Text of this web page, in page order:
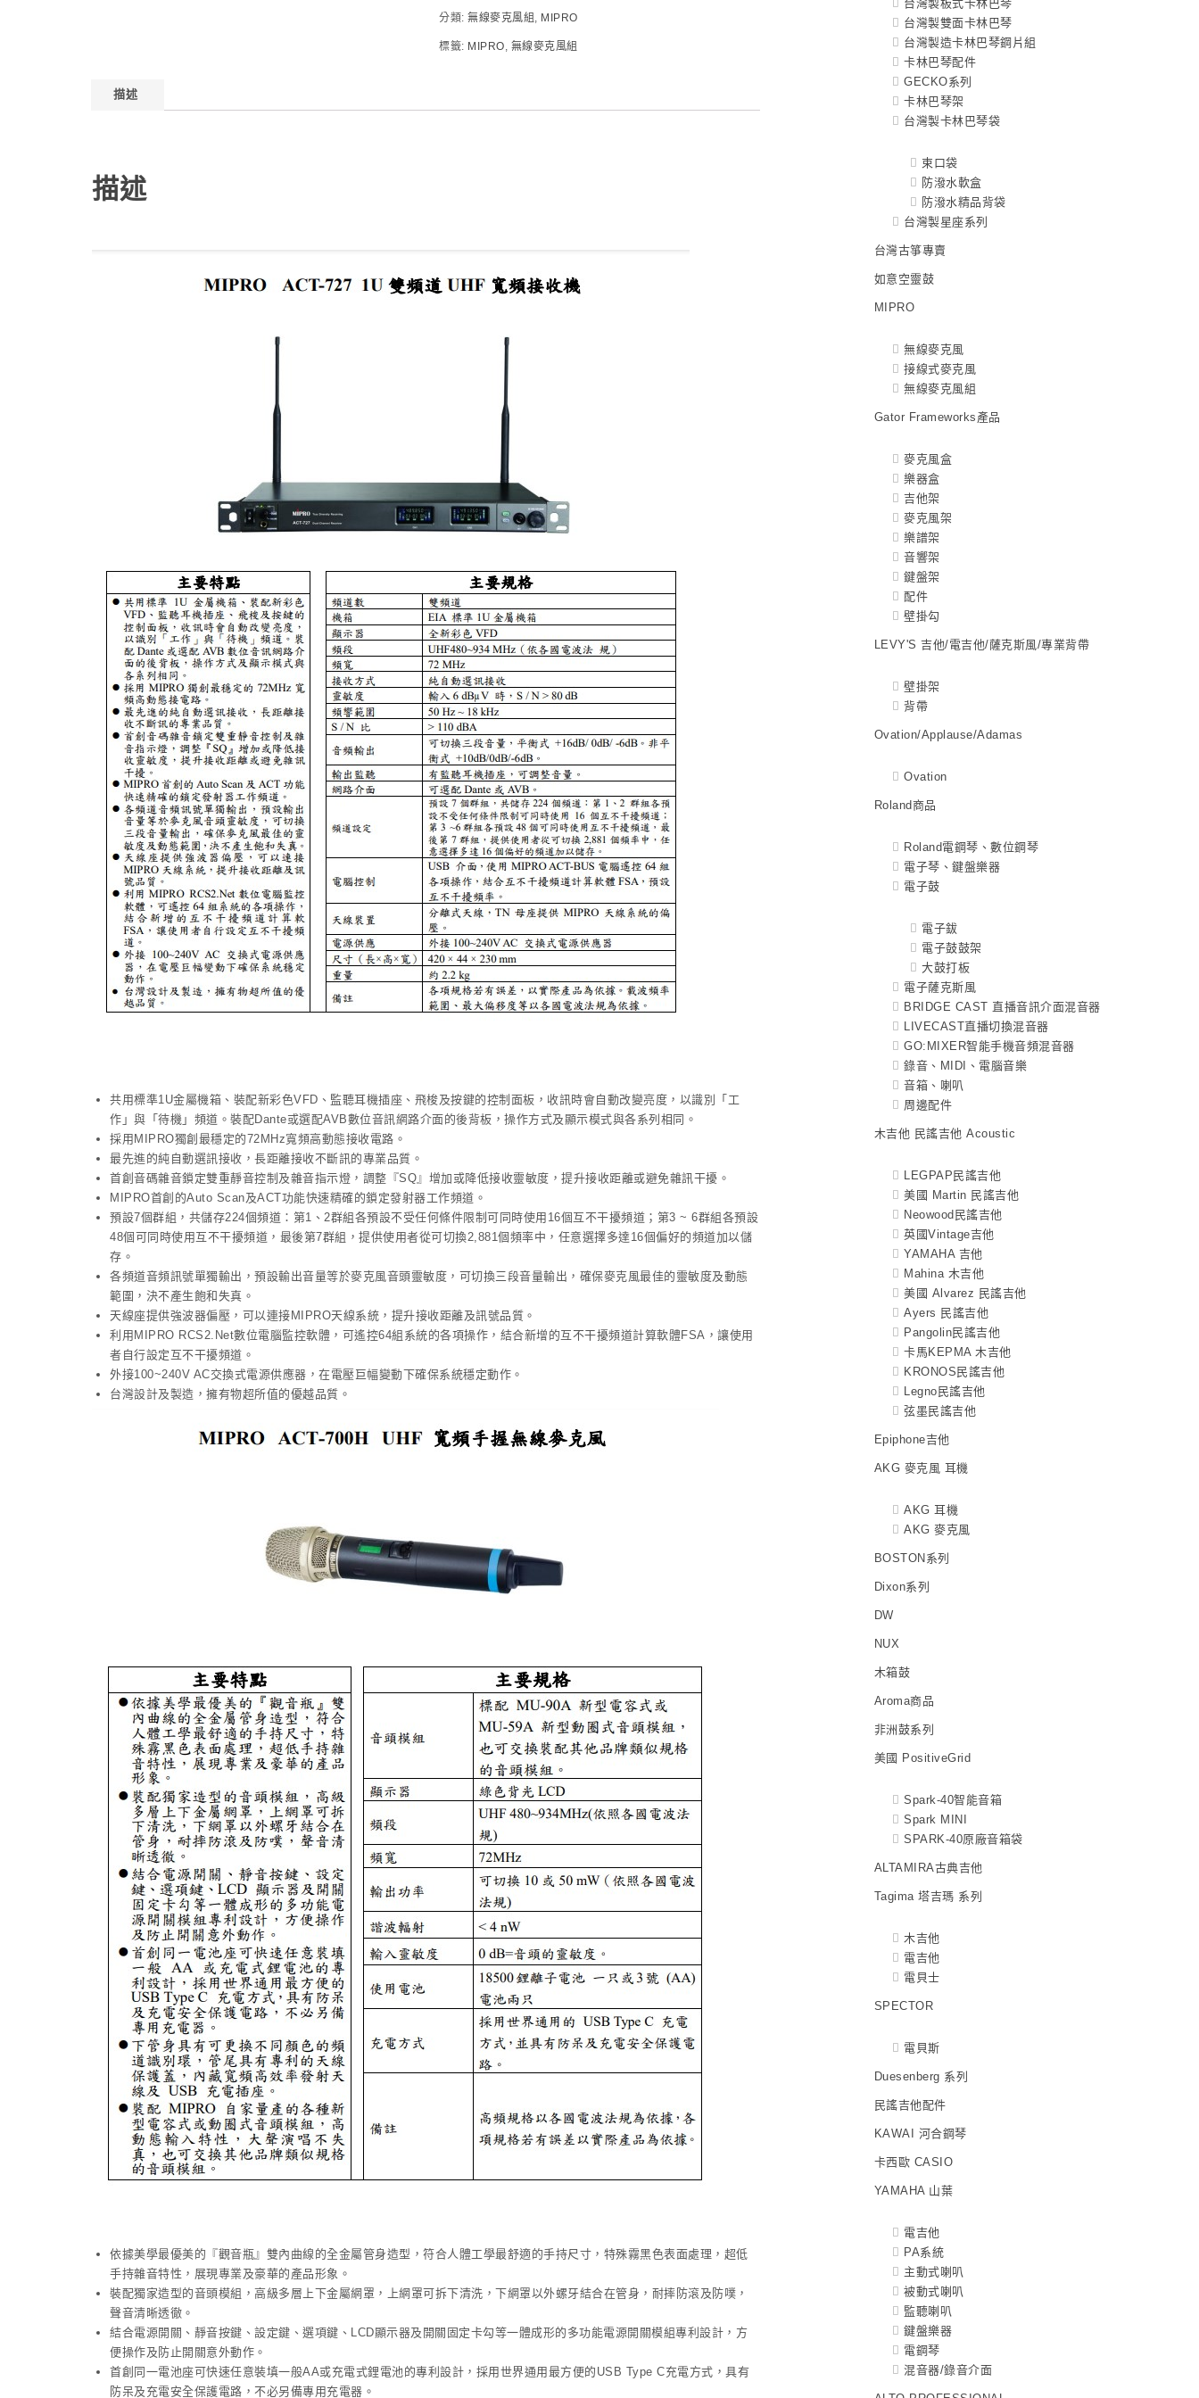
分類: 無線麥克風組 MIPRO
標籤: MIPRO 無線麥克風組
描述
描述
共用標準1U金屬機箱、裝配新彩色VFD、監聽耳機插座、飛梭及按鍵的控制面板，收訊時會自動改變亮度，以識別「工
作」與「待機」頻道。裝配Dante或選配AVB數位音訊網路介面的後背板，操作方式及顯示模式與各系列相同。
採用MIPRO獨創最穩定的72MHz寬頻高動態接收電路。
最先進的純自動選訊接收，長距離接收不斷訊的專業品質。
首創音碼雜音鎖定雙重靜音控制及雜音指示燈，調整『SQ』增加或降低接收靈敏度，提升接收距離或避免雜訊干擾。
MIPRO首創的Auto Scan及ACT功能快速精確的鎖定發射器工作頻道。
預設7個群組，共儲存224個頻道：第1、2群組各預設不受任何條件限制可同時使用16個互不干擾頻道；第3 ~ 6群組各預設
48個可同時使用互不干擾頻道，最後第7群組，提供使用者從可切換2,881個頻率中，任意選擇多達16個偏好的頻道加以儲
存。
各頻道音頻訊號單獨輸出，預設輸出音量等於麥克風音頭靈敏度，可切換三段音量輸出，確保麥克風最佳的靈敏度及動態
範圍，決不產生飽和失真。
天線座提供強波器偏壓，可以連接MIPRO天線系統，提升接收距離及訊號品質。
利用MIPRO RCS2.Net數位電腦監控軟體，可遙控64組系統的各項操作，結合新增的互不干擾頻道計算軟體FSA，讓使用
者自行設定互不干擾頻道。
外接100~240V AC交換式電源供應器，在電壓巨幅變動下確保系統穩定動作。
台灣設計及製造，擁有物超所值的優越品質。
依據美學最優美的『觀音瓶』雙內曲線的全金屬管身造型，符合人體工學最舒適的手持尺寸，特殊霧黑色表面處理，超低
手持雜音特性，展現專業及豪華的產品形象。
裝配獨家造型的音頭模組，高級多層上下金屬網罩，上網罩可拆下清洗，下網罩以外螺牙結合在管身，耐摔防滾及防噗，
聲音清晰透徹。
結合電源開關、靜音按鍵、設定鍵、選項鍵、LCD顯示器及開關固定卡勾等一體成形的多功能電源開關模組專利設計，方
便操作及防止開關意外動作。
首創同一電池座可快速任意裝填一般AA或充電式鋰電池的專利設計，採用世界通用最方便的USB Type C充電方式，具有
防呆及充電安全保護電路，不必另備專用充電器。
台灣製板式卡林巴琴
台灣製雙面卡林巴琴
台灣製造卡林巴琴鋼片組
卡林巴琴配件
GECKO系列
卡林巴琴架
台灣製卡林巴琴袋
束口袋
防潑水軟盒
防潑水精品背袋
台灣製星座系列
台灣古箏專賣
如意空靈鼓
MIPRO
無線麥克風
接線式麥克風
無線麥克風組
Gator Frameworks產品
麥克風盒
樂器盒
吉他架
麥克風架
樂譜架
音響架
鍵盤架
配件
壁掛勾
LEVY'S 吉他/電吉他/薩克斯風/專業背帶
壁掛架
背帶
Ovation/Applause/Adamas
Ovation
Roland商品
Roland電鋼琴、數位鋼琴
電子琴、鍵盤樂器
電子鼓
電子鈸
電子鼓鼓架
大鼓打板
電子薩克斯風
BRIDGE CAST 直播音訊介面混音器
LIVECAST直播切換混音器
GO:MIXER智能手機音頻混音器
錄音、MIDI、電腦音樂
音箱、喇叭
周邊配件
木吉他 民謠吉他 Acoustic
LEGPAP民謠吉他
美國 Martin 民謠吉他
Neowood民謠吉他
英國Vintage吉他
YAMAHA 吉他
Mahina 木吉他
美國 Alvarez 民謠吉他
Ayers 民謠吉他
Pangolin民謠吉他
卡馬KEPMA 木吉他
KRONOS民謠吉他
Legno民謠吉他
弦墨民謠吉他
Epiphone吉他
AKG 麥克風 耳機
AKG 耳機
AKG 麥克風
BOSTON系列
Dixon系列
DW
NUX
木箱鼓
Aroma商品
非洲鼓系列
美國 PositiveGrid
Spark-40智能音箱
Spark MINI
SPARK-40原廠音箱袋
ALTAMIRA古典吉他
Tagima 塔吉瑪 系列
木吉他
電吉他
電貝士
SPECTOR
電貝斯
Duesenberg 系列
民謠吉他配件
KAWAI 河合鋼琴
卡西歐 CASIO
YAMAHA 山葉
電吉他
PA系統
主動式喇叭
被動式喇叭
監聽喇叭
鍵盤樂器
電鋼琴
混音器/錄音介面